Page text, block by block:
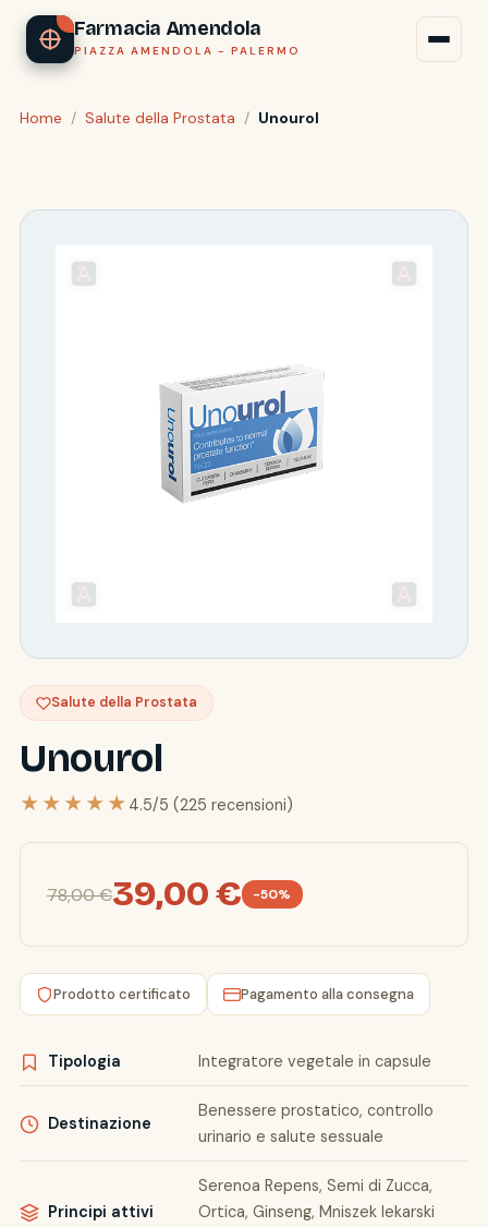
Farmacia Amendola
PIAZZA AMENDOLA - PALERMO
Home / Salute della Prostata / Unourol
Salute della Prostata
Unourol
★★★★★ 4.5/5 (225 recensioni)
78,00 €39,00 € -50%
Prodotto certificato Pagamento alla consegna
Tipologia Integratore vegetale in capsule
Destinazione
Benessere prostatico, controllo
urinario e salute sessuale
Principi attivi
Serenoa Repens, Semi di Zucca,
Ortica, Ginseng, Mniszek lekarski